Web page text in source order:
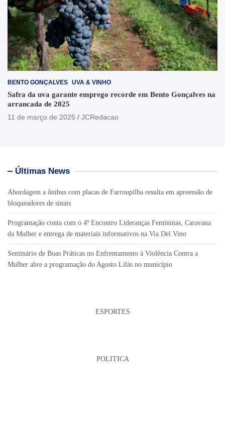
BENTO GONÇALVES UVA & VINHO
Safra da uva garante emprego recorde em Bento Gonçalves na
arrancada de 2025
11 de março de 2025
JCRedacao
Últimas News
Abordagem a ônibus com placas de Farroupilha resulta em apreensão de
bloqueadores de sinais
Programação conta com o 4º Encontro Lideranças Femininas, Caravana
da Mulher e entrega de materiais informativos na Via Del Vino
Seminário de Boas Práticas no Enfrentamento à Violência Contra a
Mulher abre a programação do Agosto Lilás no município
ESPORTES
POLITICA